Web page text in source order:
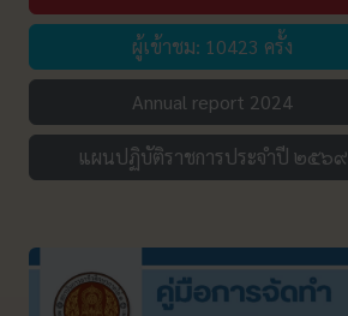
ผู้เข้าชม: 10423 ครั้ง
Annual report 2024
แผนปฏิบัติราชการประจำปี ๒๕๖๙